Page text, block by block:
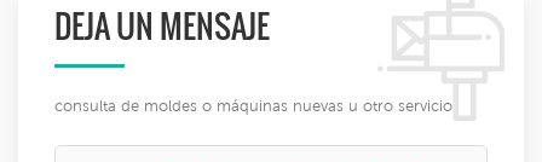
DEJA UN MENSAJE
consulta de moldes o máquinas nuevas u otro servicio